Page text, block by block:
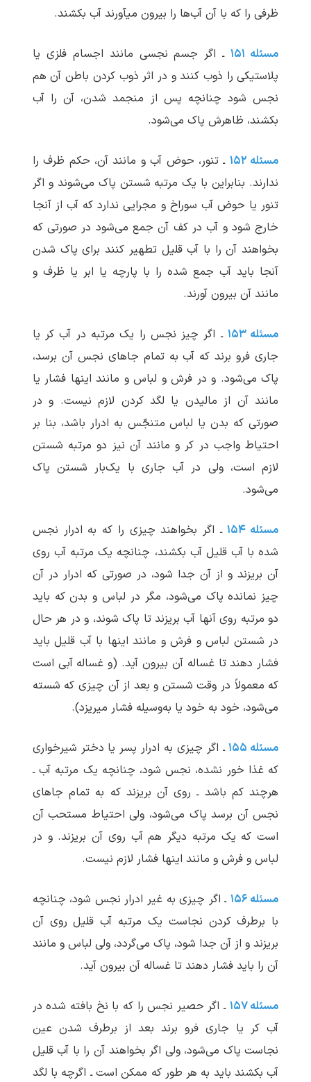
ظرفی را که با آن آب‌ها را بیرون می‏آورند آب بکشند.
مسئله ۱۵۱
ـ اگر جسم نجسی مانند اجسام فلزی یا
پلاستیکی را ذوب کنند و در اثر ذوب کردن باطن آن هم
نجس شود چنانچه پس از منجمد شدن، آن را آب
بکشند، ظاهرش پاک می‌‌شود.
مسئله ۱۵۲
ـ تنور، حوض آب و مانند آن، حکم ظرف را
ندارند. بنابراین با یک مرتبه شستن پاک می‌‌شوند و اگر
تنور یا حوض آب سوراخ و مجرایی ندارد که آب از آنجا
خارج شود و آب در کف آن جمع می‌‌شود در صورتی که
بخواهند آن را با آب قلیل تطهیر کنند برای پاک شدن
آنجا باید آب جمع شده را با پارچه یا ابر یا ظرف و
مانند آن بیرون آورند.
مسئله ۱۵۳
ـ اگر چیز نجس را یک مرتبه در آب کر یا
جاری فرو برند که آب به تمام جاهای نجس آن برسد،
پاک می‌شود. و در فرش و لباس و مانند اینها فشار یا
مانند آن از مالیدن یا لگد کردن لازم نیست. و در
صورتی که بدن یا لباس متنجّس به ادرار باشد، بنا بر
احتیاط واجب در کر و مانند آن نیز دو مرتبه شستن
لازم است، ولی در آب جاری با یک‌بار شستن پاک
می‌شود.
مسئله ۱۵۴
ـ اگر بخواهند چیزی را که به ادرار نجس
شده با آب قلیل آب بکشند، چنانچه یک مرتبه آب روی
آن بریزند و از آن جدا شود، در صورتی که ادرار در آن
چیز نمانده پاک می‌شود، مگر در لباس و بدن که باید
دو مرتبه روی آنها آب بریزند تا پاک شوند، و در هر حال
در شستن لباس و فرش و مانند اینها با آب قلیل باید
فشار دهند تا غساله آن بیرون آید. (و غساله آبی است
که معمولاً در وقت شستن و بعد از آن چیزی که شسته
می‌شود، خود به خود یا به‌وسیله فشار می‏ریزد).
مسئله ۱۵۵
ـ اگر چیزی به ادرار پسر یا دختر شیرخواری
که غذا خور نشده، نجس شود، چنانچه یک مرتبه آب ـ
هرچند کم باشد ـ روی آن بریزند که به تمام جاهای
نجس آن برسد پاک می‌شود، ولی احتیاط مستحب آن
است که یک مرتبه دیگر هم آب روی آن بریزند. و در
لباس و فرش و مانند اینها فشار لازم نیست.
مسئله ۱۵۶
ـ اگر چیزی به غیر ادرار نجس شود، چنانچه
با برطرف کردن نجاست یک مرتبه آب قلیل روی آن
بریزند و از آن جدا شود، پاک می‌گردد، ولی لباس و مانند
آن را باید فشار دهند تا غساله آن بیرون آید.
مسئله ۱۵۷
ـ اگر حصیر نجس را که با نخ بافته شده در
آب کر یا جاری فرو برند بعد از برطرف شدن عین
نجاست پاک می‌شود، ولی اگر بخواهند آن را با آب قلیل
آب بکشند باید به هر طور که ممکن است ـ اگرچه با لگد